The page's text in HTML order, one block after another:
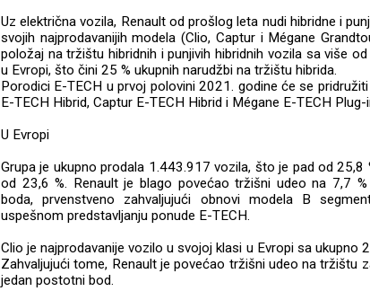
Uz električna vozila, Renault od prošlog leta nudi hibridne i
svojih najprodavanijih modela (Clio, Captur i Mégane
položaj na tržištu hibridnih i punjivih hibridnih vozila sa više
u Evropi, što čini 25 % ukupnih narudžbi na tržištu hibrida.
Porodici E-TECH u prvoj polovini 2021. godine će se
E-TECH Hibrid, Captur E-TECH Hibrid i Mégane E-TECH Plug-
U Evropi
Grupa je ukupno prodala 1.443.917 vozila, što je pad od 25,8
od 23,6 %. Renault je blago povećao tržišni udeo na 7,7
boda, prvenstveno zahvaljujući obnovi modela B
uspešnom predstavljanju ponude E-TECH.
Clio je najprodavanije vozilo u svojoj klasi u Evropi sa ukupno
Zahvaljujući tome, Renault je povećao tržišni udeo na tržištu
jedan postotni bod.